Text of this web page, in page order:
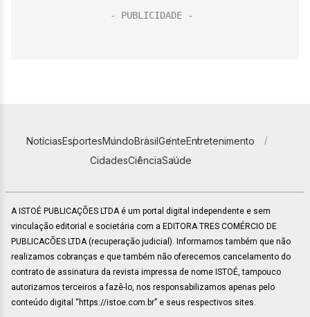
NotíciasEsportesMundoBrasilGenteEntretenimento
CidadesCiênciaSaúde
A ISTOÉ PUBLICAÇÕES LTDA é um portal digital independente e sem
vinculação editorial e societária com a EDITORA TRES COMÉRCIO DE
PUBLICACÕES LTDA (recuperação judicial). Informamos também que não
realizamos cobranças e que também não oferecemos cancelamento do
contrato de assinatura da revista impressa de nome ISTOÉ, tampouco
autorizamos terceiros a fazê-lo, nos responsabilizamos apenas pelo
conteúdo digital “https://istoe.com.br” e seus respectivos sites.